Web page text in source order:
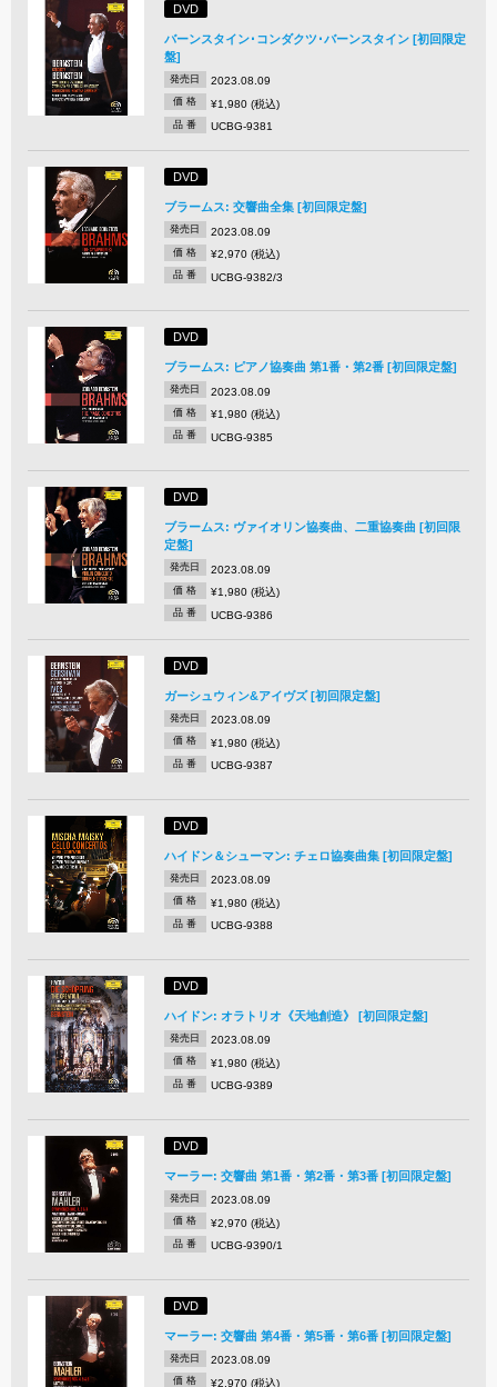
DVD
バーンスタイン･コンダクツ･バーンスタイン [初回限定
盤]
発売日 2023.08.09
価 格 ¥1,980 (税込)
品 番 UCBG-9381
DVD
ブラームス: 交響曲全集 [初回限定盤]
発売日 2023.08.09
価 格 ¥2,970 (税込)
品 番 UCBG-9382/3
DVD
ブラームス: ピアノ協奏曲 第1番・第2番 [初回限定盤]
発売日 2023.08.09
価 格 ¥1,980 (税込)
品 番 UCBG-9385
DVD
ブラームス: ヴァイオリン協奏曲、二重協奏曲 [初回限
定盤]
発売日 2023.08.09
価 格 ¥1,980 (税込)
品 番 UCBG-9386
DVD
ガーシュウィン&アイヴズ [初回限定盤]
発売日 2023.08.09
価 格 ¥1,980 (税込)
品 番 UCBG-9387
DVD
ハイドン＆シューマン: チェロ協奏曲集 [初回限定盤]
発売日 2023.08.09
価 格 ¥1,980 (税込)
品 番 UCBG-9388
DVD
ハイドン: オラトリオ《天地創造》 [初回限定盤]
発売日 2023.08.09
価 格 ¥1,980 (税込)
品 番 UCBG-9389
DVD
マーラー: 交響曲 第1番・第2番・第3番 [初回限定盤]
発売日 2023.08.09
価 格 ¥2,970 (税込)
品 番 UCBG-9390/1
DVD
マーラー: 交響曲 第4番・第5番・第6番 [初回限定盤]
発売日 2023.08.09
価 格 ¥2,970 (税込)